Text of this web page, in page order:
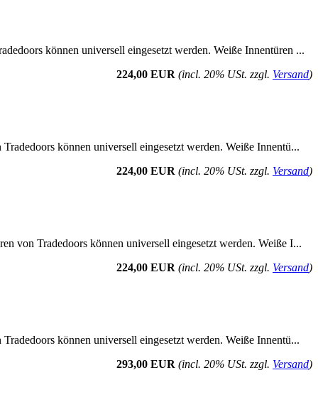
können universell eingesetzt werden. Weiße Innentüren ...
224,00 EUR (incl. 20% USt. zzgl. Versand)
können universell eingesetzt werden. Weiße Innentü...
224,00 EUR (incl. 20% USt. zzgl. Versand)
von Tradedoors können universell eingesetzt werden. Weiße I...
224,00 EUR (incl. 20% USt. zzgl. Versand)
können universell eingesetzt werden. Weiße Innentü...
293,00 EUR (incl. 20% USt. zzgl. Versand)